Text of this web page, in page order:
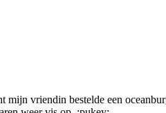
vriendin bestelde een